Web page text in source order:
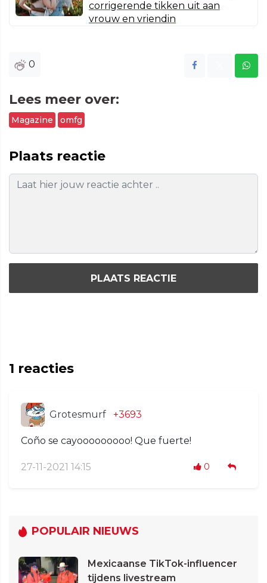
corrigerende tikken uit aan
vrouw en vriendin
0
Lees meer over:
Magazine omfg
Plaats reactie
PLAATS REACTIE
1 reacties
Grotesmurf +3693
Coño se cayooooooooo! Que fuerte!
27-11-2021 14:15 0
POPULAIR NIEUWS
Mexicaanse TikTok-influencer
tijdens livestream